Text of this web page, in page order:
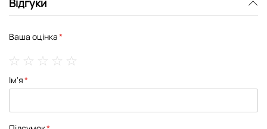
Ваша оцінка
star
stars
stars
stars
stars
Ім'я